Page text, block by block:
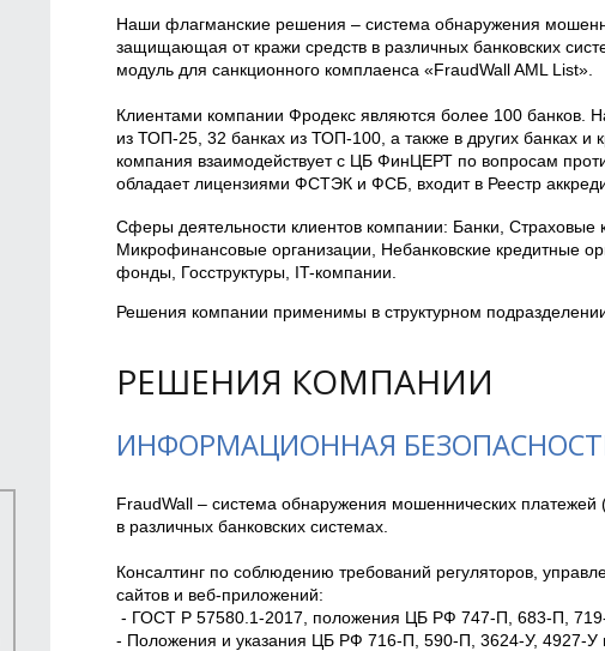
Наши флагманские решения – система обнаружения
защищающая от кражи средств в различных банковских
модуль для санкционного комплаенса «FraudWall AML List».
Клиентами компании Фродекс являются более 100 банков.
из ТОП-25, 32 банках из ТОП-100, а также в других банках
компания взаимодействует с ЦБ ФинЦЕРТ по вопросам
обладает лицензиями ФСТЭК и ФСБ, входит в Реестр
Сферы деятельности клиентов компании: Банки, Страховые
Микрофинансовые организации, Небанковские кредитные
фонды, Госструктуры, IT-компании.
Решения компании применимы в структурном
РЕШЕНИЯ КОМПАНИИ
ИНФОРМАЦИОННАЯ
FraudWall – система обнаружения мошеннических
в различных банковских системах.
Консалтинг по соблюдению требований регуляторов,
сайтов и веб-приложений:
- Положения и указания ЦБ РФ 716-П, 590-П, 3624-У, 4927-У